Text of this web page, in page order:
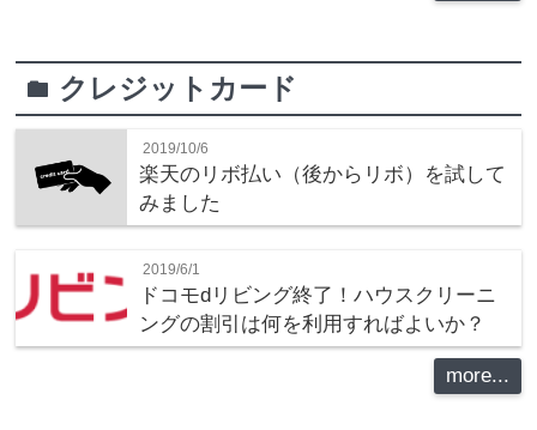
folder クレジットカード
2019/10/6
楽天のリボ払い（後からリボ）を試して
みました
2019/6/1
ドコモdリビング終了！ハウスクリーニ
ングの割引は何を利用すればよいか？
more...